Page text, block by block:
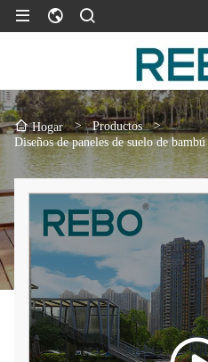
Hogar > Productos
>
Diseños de paneles de suelo de